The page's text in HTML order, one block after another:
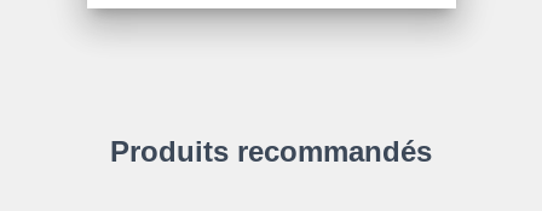
Produits recommandés